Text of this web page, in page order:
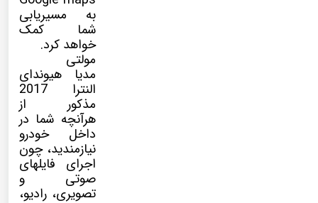
به مسیریابی
شما کمک
خواهد کرد.
مولتی
مدیا هیوندای
النترا 2017
مذکور از
هرآنچه شما در
داخل خودرو
نیازمندید، چون
اجرای فایلهای
صوتی و
تصویری، رادیو،